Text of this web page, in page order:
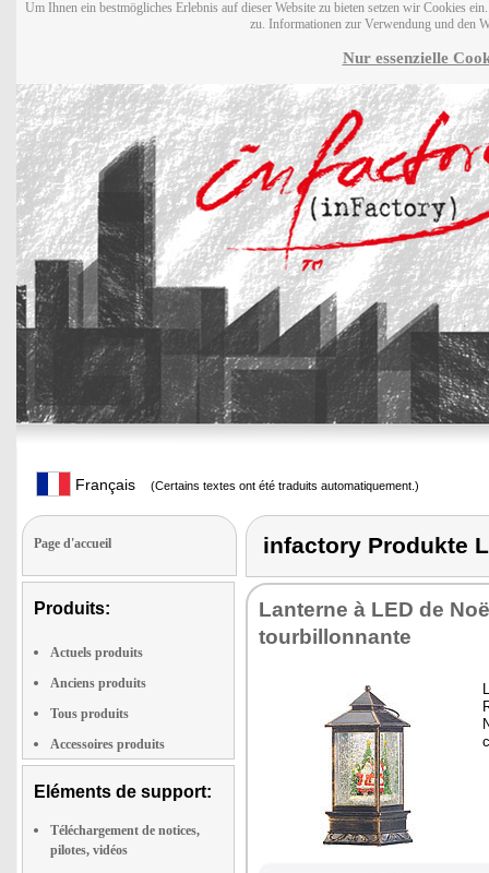
Um Ihnen ein bestmögliches Erlebnis auf dieser Website zu bieten setzen wir Cookies
zu. Informationen zur Verwendung und den
Nur essenzielle
Français (Certains textes ont été traduits automatiquement.)
Page d'accueil
Produits:
Actuels produits
Anciens produits
Tous produits
Accessoires produits
Eléments de support:
Téléchargement de notices,
pilotes, vidéos
infactory Produkte
Lan­terne à LED de
tour­billon­nante